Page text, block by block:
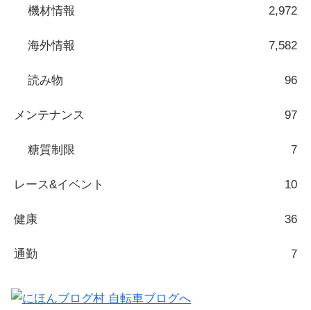
機材情報 2,972
海外情報 7,582
読み物 96
メンテナンス 97
糖質制限 7
レース&イベント 10
健康 36
通勤 7